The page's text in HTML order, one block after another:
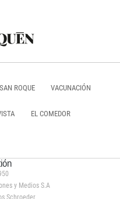
ROQUE VACUNACIÓN
EL COMEDOR
y Medios S.A
Schroeder